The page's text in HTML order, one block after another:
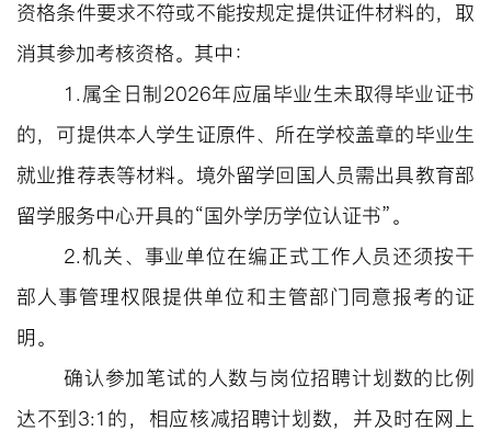
资格条件要求不符或不能按规定提供证件材料的，取
消其参加考核资格。其中：
1.属全日制2026年应届毕业生未取得毕业证书
的，可提供本人学生证原件、所在学校盖章的毕业生
就业推荐表等材料。境外留学回国人员需出具教育部
留学服务中心开具的“国外学历学位认证书”。
2.机关、事业单位在编正式工作人员还须按干
部人事管理权限提供单位和主管部门同意报考的证
明 。
确认参加笔试的人数与岗位招聘计划数的比例
达不到 3:1的，相应核减招聘计划数，并及时在网上